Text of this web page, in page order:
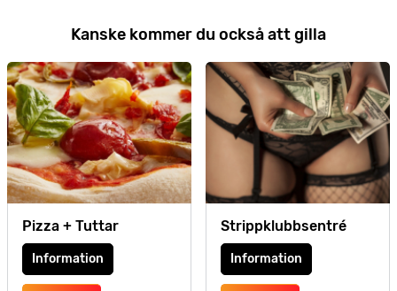
Kanske kommer du också att gilla
Pizza + Tuttar
Information
Strippklubbsentré
Information